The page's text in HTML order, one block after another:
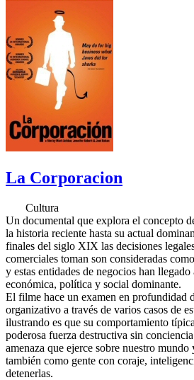
La Corporacion
Cultura
Un documental que explora el concepto
la historia reciente hasta su actual
finales del siglo XIX las decisiones
comerciales toman son consideradas
y estas entidades de negocios han llegado
económica, política y social dominante.
El filme hace un examen en profundidad
organizativo a través de varios casos de
ilustrando es que su comportamiento
poderosa fuerza destructiva sin
amenaza que ejerce sobre nuestro
también como gente con coraje,
detenerlas.